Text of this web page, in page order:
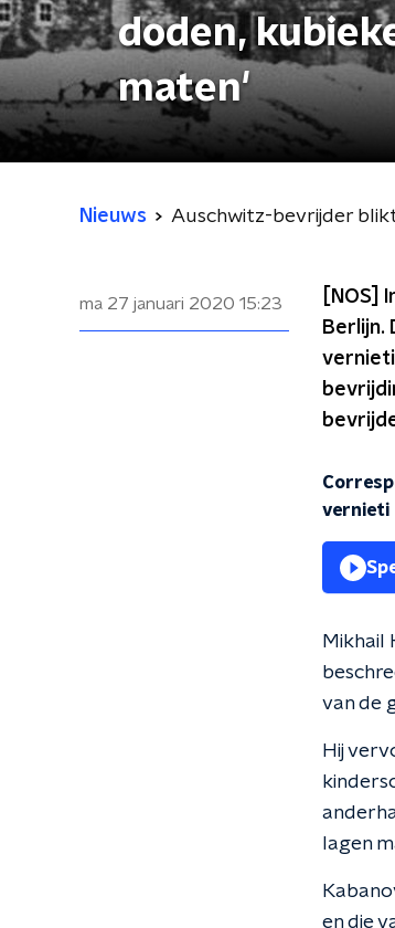
doden,
maten'
Nieuws Auschwitz-bevrijder
ma 27 januari 2020 15:23
[NOS]
Berlijn.
vernieti
Mikhail
van de
Hij
lagen
en die